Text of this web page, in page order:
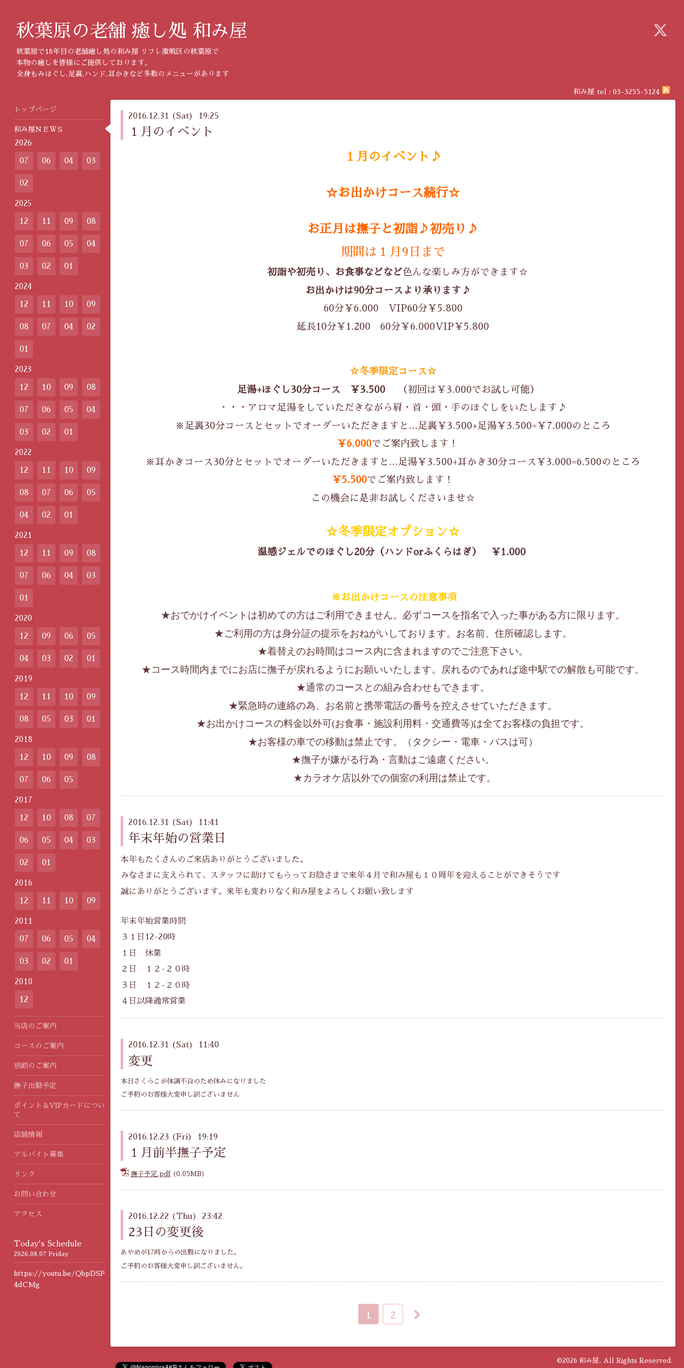
秋葉原の老舗 癒し処 和み屋
秋葉原で18年目の老舗癒し処の和み屋 リフレ激戦区の秋葉原で
本物の癒しを皆様にご提供しております。
全身もみほぐし,足裏,ハンド,耳かきなど多数のメニューがあります
和み屋 tel : 03-3255-5124
2016.12.31 (Sat) 19:25
１月のイベント
１月のイベント♪
☆お出かけコース続行☆
お正月は撫子と初詣♪初売り♪
期間は１月9日まで
初詣や初売り、お食事などなど色んな楽しみ方ができます☆
お出かけは90分コースより承ります♪
60分￥6.000 VIP60分￥5.800
延長10分￥1.200 60分￥6.000VIP￥5.800
☆冬季限定コース☆
足湯+ほぐし30分コース ￥3.500
（初回は￥3.000でお試し可能）
・・・アロマ足湯をしていただきながら肩・首・頭・手のほぐしをいたします♪
※足裏30分コースとセットでオーダーいただきますと…足裏￥3.500+足湯￥3.500=￥7.000のところ
￥6.000でご案内致します！
※耳かきコース30分とセットでオーダーいただきますと…足湯￥3.500+耳かき30分コース￥3.000=6.500のところ
￥5.500でご案内致します！
この機会に是非お試しくださいませ☆
☆冬季限定オプション☆
温感ジェルでのほぐし20分（ハンドorふくらはぎ） ￥1.000
※お出かけコースの注意事項
★おでかけイベントは初めての方はご利用できません。必ずコースを指名で入った事がある方に限ります。
★ご利用の方は身分証の提示をおねがいしております。お名前、住所確認します。
★着替えのお時間はコース内に含まれますのでご注意下さい。
★コース時間内までにお店に撫子が戻れるようにお願いいたします。戻れるのであれば途中駅での解散も可能です。
★通常のコースとの組み合わせもできます。
★緊急時の連絡の為、お名前と携帯電話の番号を控えさせていただきます。
★お出かけコースの料金以外可(お食事・施設利用料・交通費等)は全てお客様の負担です。
★お客様の車での移動は禁止です。（タクシー・電車・バスは可）
★撫子が嫌がる行為・言動はご遠慮ください。
★ カラオケ店以外での個室の利用は禁止です。
2016.12.31 (Sat) 11:41
年末年始の営業日
本年もたくさんのご来店ありがとうございました。
みなさまに支えられて、スタッフに助けてもらってお陰さまで来年４月で和み屋も１０周年を迎えることができそうです
誠にありがとうございます。来年も変わりなく和み屋をよろしくお願い致します
年末年始営業時間
３１日12-20時
１日 休業
２日 １２-２０時
３日 １２-２０時
４日以降通常営業
2016.12.31 (Sat) 11:40
変更
本日さくらこが体調不良のため休みになりました
ご予約のお客様大変申し訳ございません
2016.12.23 (Fri) 19:19
１月前半撫子予定
撫子予定.pdf (0.05MB)
2016.12.22 (Thu) 23:42
23日の変更後
あやめが17時からの出勤になりました。
ご予約のお客様大変申し訳ございません。
1 2
©2026 和み屋. All Rights Reserved.
トップページ
和み屋ＮＥＷＳ
2026
07 06 04 03
02
2025
12 11 09 08
07 06 05 04
03 02 01
2024
12 11 10 09
08 07 04 02
01
2023
12 10 09 08
07 06 05 04
03 02 01
2022
12 11 10 09
08 07 06 05
04 02 01
2021
12 11 09 08
07 06 04 03
01
2020
12 09 06 05
04 03 02 01
2019
12 11 10 09
08 05 03 01
2018
12 10 09 08
07 06 05
2017
12 10 08 07
06 05 04 03
02 01
2016
12 11 10 09
2011
07 06 05 04
03 02 01
2010
12
当店のご案内
コースのご案内
別館のご案内
撫子出勤予定
ポイント＆VIPカードについ
て
店舗情報
アルバイト募集
リンク
お問い合わせ
アクセス
Today's Schedule
2026.08.07 Friday
https://youtu.be/QbpDSP
4dCMg